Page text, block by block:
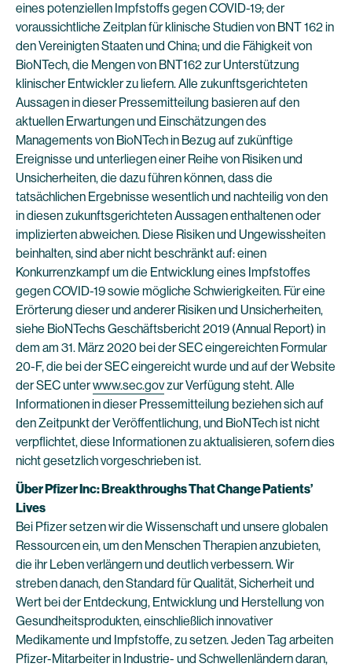
eines potenziellen Impfstoffs gegen COVID-19; der
voraussichtliche Zeitplan für klinische Studien von BNT 162 in
den Vereinigten Staaten und China; und die Fähigkeit von
BioNTech, die Mengen von BNT162 zur Unterstützung
klinischer Entwickler zu liefern. Alle zukunftsgerichteten
Aussagen in dieser Pressemitteilung basieren auf den
aktuellen Erwartungen und Einschätzungen des
Managements von BioNTech in Bezug auf zukünftige
Ereignisse und unterliegen einer Reihe von Risiken und
Unsicherheiten, die dazu führen können, dass die
tatsächlichen Ergebnisse wesentlich und nachteilig von den
in diesen zukunftsgerichteten Aussagen enthaltenen oder
implizierten abweichen. Diese Risiken und Ungewissheiten
beinhalten, sind aber nicht beschränkt auf: einen
Konkurrenzkampf um die Entwicklung eines Impfstoffes
gegen COVID-19 sowie mögliche Schwierigkeiten. Für eine
Erörterung dieser und anderer Risiken und Unsicherheiten,
siehe BioNTechs Geschäftsbericht 2019 (Annual Report) in
dem am 31. März 2020 bei der SEC eingereichten Formular
20-F, die bei der SEC eingereicht wurde und auf der Website
der SEC unterwww.sec.govzur Verfügung steht. Alle
Informationen in dieser Pressemitteilung beziehen sich auf
den Zeitpunkt der Veröffentlichung, und BioNTech ist nicht
verpflichtet, diese Informationen zu aktualisieren, sofern dies
nicht gesetzlich vorgeschrieben ist.
Über Pfizer Inc: Breakthroughs That Change Patients’
Lives
Bei Pfizer setzen wir die Wissenschaft und unsere globalen
Ressourcen ein, um den Menschen Therapien anzubieten,
die ihr Leben verlängern und deutlich verbessern. Wir
streben danach, den Standard für Qualität, Sicherheit und
Wert bei der Entdeckung, Entwicklung und Herstellung von
Gesundheitsprodukten, einschließlich innovativer
Medikamente und Impfstoffe, zu setzen. Jeden Tag arbeiten
Pfizer-Mitarbeiter in Industrie- und Schwellenländern daran,